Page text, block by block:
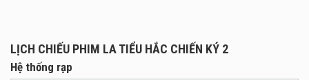
Trước tình hình căng thẳng, Tiểu Hắc cùng sư tỷ Lộc Dã
nhận nhiệm vụ và bắt đầu hành trình phiêu lưu đầy rẫy
LỊCH CHIẾU PHIM LA TIỂU HẮC CHIẾN KÝ 2
Hệ thống rạp